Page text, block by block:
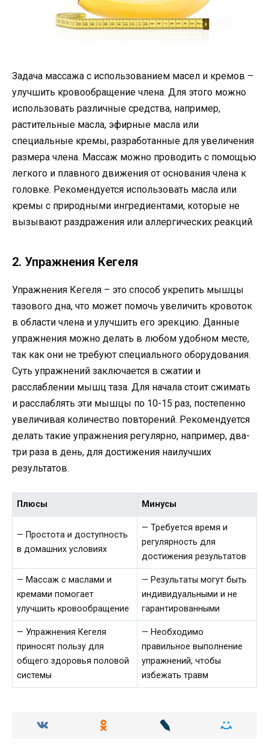
Задача массажа с использованием масел и кремов –
улучшить кровообращение члена. Для этого можно
использовать различные средства, например,
растительные масла, эфирные масла или
специальные кремы, разработанные для увеличения
размера члена. Массаж можно проводить с помощью
легкого и плавного движения от основания члена к
головке. Рекомендуется использовать масла или
кремы с природными ингредиентами, которые не
вызывают раздражения или аллергических реакций.
2. Упражнения Кегеля
Упражнения Кегеля – это способ укрепить мышцы
тазового дна, что может помочь увеличить кровоток
в области члена и улучшить его эрекцию. Данные
упражнения можно делать в любом удобном месте,
так как они не требуют специального оборудования.
Суть упражнений заключается в сжатии и
расслаблении мышц таза. Для начала стоит сжимать
и расслаблять эти мышцы по 10-15 раз, постепенно
увеличивая количество повторений. Рекомендуется
делать такие упражнения регулярно, например, два-
три раза в день, для достижения наилучших
результатов.
Плюсы Минусы
— Простота и доступность
в домашних условиях
— Требуется время и
регулярность для
достижения результатов
— Массаж с маслами и
кремами помогает
улучшить кровообращение
— Результаты могут быть
индивидуальными и не
гарантированными
— Упражнения Кегеля
приносят пользу для
общего здоровья половой
системы
— Необходимо
правильное выполнение
упражнений, чтобы
избежать травм